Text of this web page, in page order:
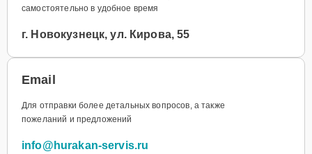
самостоятельно в удобное время
г. Новокузнецк, ул. Кирова, 55
Email
Для отправки более детальных вопросов, а также
пожеланий и предложений
info@hurakan-servis.ru